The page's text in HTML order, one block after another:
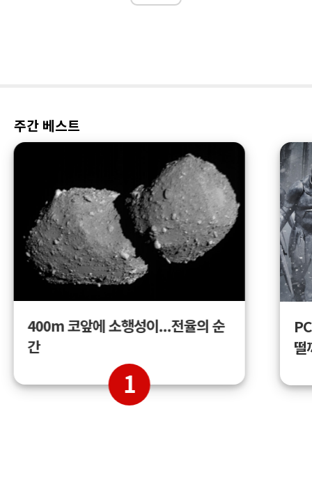
주간 베스트
400m 코앞에 소행성이...전율의 순
간
1
떨